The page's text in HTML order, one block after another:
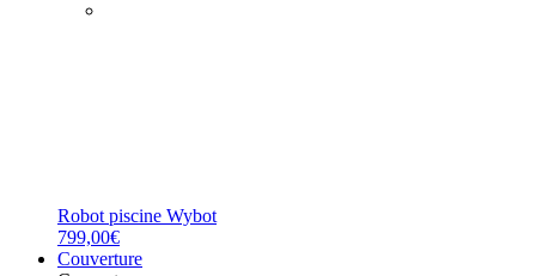
Robot piscine Wybot
799,00€
Couverture